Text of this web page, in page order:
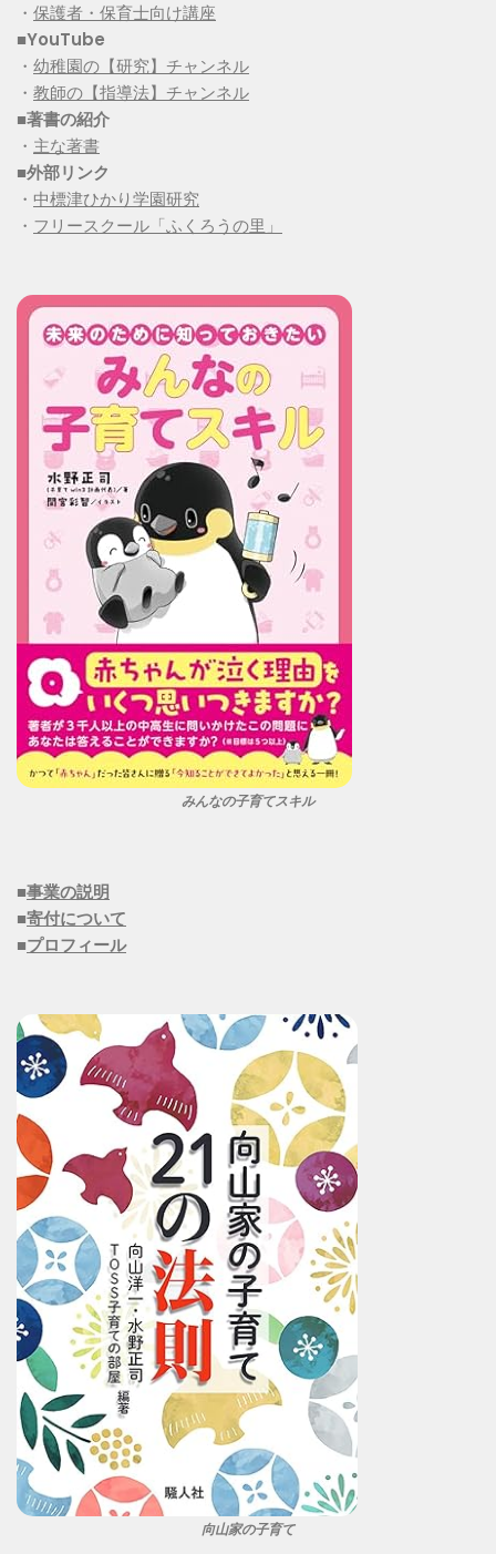
・ 保護者・保育士向け講座
■YouTube
・ 幼稚園の【研究】チャンネル
・ 教師の【指導法】チャンネル
■著書の紹介
・ 主な著書
■外部リンク
・ 中標津ひかり学園研究
・ フリースクール「ふくろうの里」
みんなの子育てスキル
■事業の説明
■寄付について
■プロフィール
向山家の子育て